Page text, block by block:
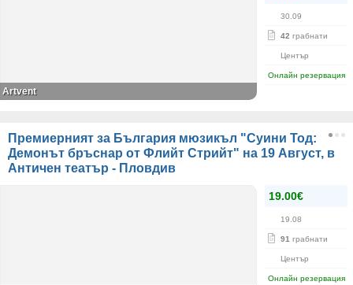
30.09
42 грабнати
Център
Онлайн резервация
Artvent
Премиерният за България мюзикъл "Суини Тод:
Демонът бръснар от Флийт Стрийт" на 19 Август, в
Античен театър - Пловдив
19.00€
19.08
91 грабнати
Център
Онлайн резервация